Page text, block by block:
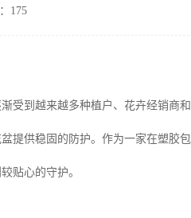
175
受到越来越多种植户、花卉经销商
提供稳固的防护。作为一家在塑胶
贴心的守护。